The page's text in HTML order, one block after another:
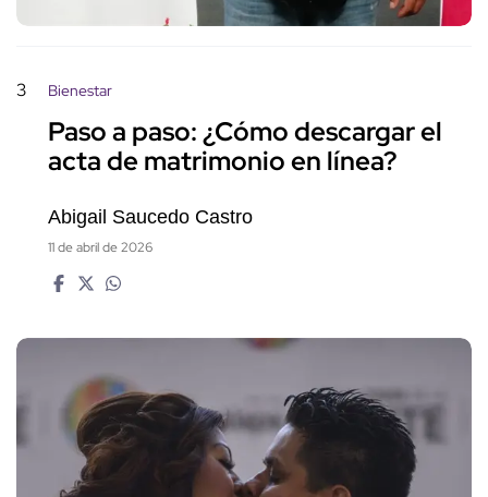
3 Bienestar
Paso a paso: ¿Cómo descargar el
acta de matrimonio en línea?
Abigail Saucedo Castro
11 de abril de 2026